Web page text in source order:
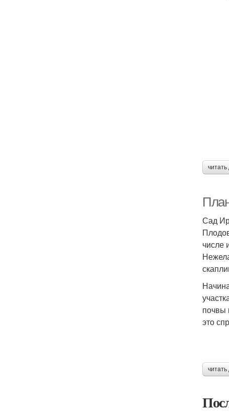
Сад
числе
почвы
это